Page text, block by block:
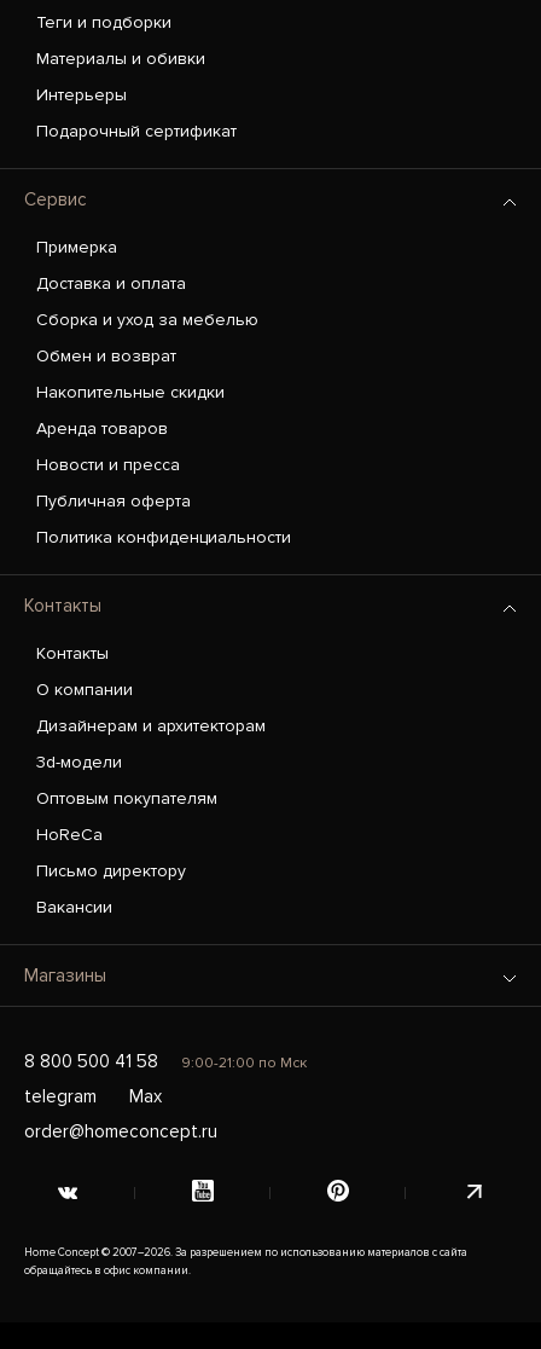
Теги и подборки
Материалы и обивки
Интерьеры
Подарочный сертификат
Сервис
Примерка
Доставка и оплата
Сборка и уход за мебелью
Обмен и возврат
Накопительные скидки
Аренда товаров
Новости и пресса
Публичная оферта
Политика конфиденциальности
Контакты
Контакты
О компании
Дизайнерам и архитекторам
3d-модели
Оптовым покупателям
HoReCa
Письмо директору
Вакансии
Магазины
8 800 500 41 58 9:00-21:00 по Мск
telegram
Max
order@homeconcept.ru
Home Concept © 2007–2026. За разрешением по использованию материалов с сайта
обращайтесь в офис компании.